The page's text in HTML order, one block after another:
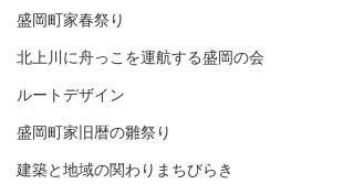
盛岡町家春祭り
北上川に舟っこを運航する盛岡の会
ルートデザイン
盛岡町家旧暦の雛祭り
建築と地域の関わりまちびらき